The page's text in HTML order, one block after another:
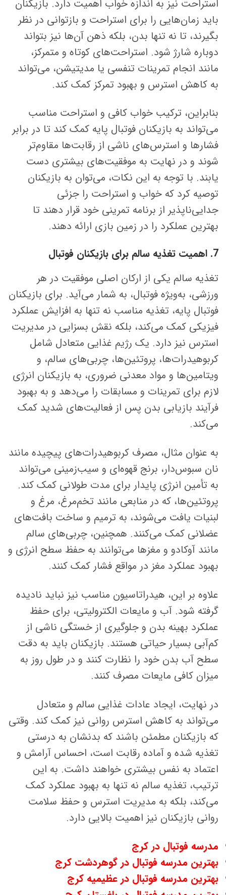
استراحت نیز به اندازه خواب اهمیت دارد. بازیکنان
باید زمان‌هایی را برای استراحت و بازتوانی در نظر
بگیرند، تا نه تنها بدن، بلکه ذهن آن‌ها نیز بتواند
دوباره شارژ شود. استراحت‌های کوتاه و متمرکز،
مانند انجام تمرینات تنفسی یا مدیتیشن، می‌تواند
به کاهش استرس و بهبود تمرکز کمک کند.
بنابراین، ترکیب خواب کافی و استراحت مناسب
می‌تواند به بازیکنان فوتبال پایه کمک کند تا در برابر
فشارها و استرس‌های ناشی از رقابت‌ها مقاوم‌تر
شوند و در نهایت به موفقیت‌های بیشتری دست
یابند. با توجه به این نکات، می‌توان به بازیکنان
توصیه کرد که خواب و استراحت را جزئی
جدایی‌ناپذیر از برنامه تمرینی خود قرار دهند تا
بهترین عملکرد را در زمین بازی ارائه دهند.
7. اهمیت تغذیه سالم برای بازیکنان فوتبال
تغذیه سالم یکی از ارکان اصلی موفقیت در هر
ورزشی، به‌ویژه فوتبال، به شمار می‌آید. برای بازیکنان
فوتبال پایه، تغذیه مناسب نه تنها به افزایش عملکرد
فیزیکی کمک می‌کند، بلکه نقش بسزایی در مدیریت
استرس نیز دارد. یک رژیم غذایی متعادل شامل
کربوهیدرات‌ها، پروتئین‌ها، چربی‌های سالم، و
ویتامین‌ها و مواد معدنی ضروری، به بازیکنان انرژی
لازم برای تمرینات و مسابقات را می‌دهد و به بهبود
فرآیند بازیابی بدن پس از فعالیت‌های شدید کمک
می‌کند.
به عنوان مثال، مصرف کربوهیدرات‌های پیچیده مانند
نان سبوس‌دار، برنج قهوه‌ای و سیب‌زمینی می‌تواند
به تأمین انرژی پایدار برای مدت طولانی کمک کند.
پروتئین‌ها، که در منابعی مانند تخم‌مرغ، مرغ و
لبنیات یافت می‌شوند، به ترمیم و ساخت بافت‌های
عضلانی کمک می‌کنند. همچنین، چربی‌های سالم
مانند آوکادو و مغزها می‌توانند به حفظ سطح انرژی و
بهبود عملکرد مغز در مواقع فشار کمک کنند.
علاوه بر این، هیدراتاسیون مناسب نیز نباید نادیده
گرفته شود. آب و مایعات الکترولیتی، برای حفظ
عملکرد بهینه بدن و جلوگیری از خستگی ناشی از
کم‌آبی بسیار حیاتی هستند. بازیکنان باید به دقت
سطح آب بدن خود را نظارت کنند و در طول روز به
میزان کافی مایعات مصرف کنند.
در نهایت، ایجاد عادات غذایی سالم و متعادل
می‌تواند به کاهش استرس روانی نیز کمک کند. وقتی
که بازیکنان مطمئن باشند که بدنشان به درستی
تغذیه شده و آماده رقابت است، احساس آرامش و
اعتماد به نفس بیشتری خواهند داشت. به این
ترتیب، تغذیه سالم نه تنها به بهبود عملکرد کمک
می‌کند، بلکه به مدیریت استرس و حفظ سلامت
روانی بازیکنان نیز اهمیت بالایی دارد.
مدرسه فوتبال در کرج
بهترین مدرسه فوتبال در گوهردشت کرج
بهترین مدرسه فوتبال در عظیمیه کرج